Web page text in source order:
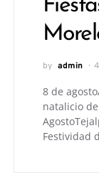
by admin
8 de
natalicio
Festividad